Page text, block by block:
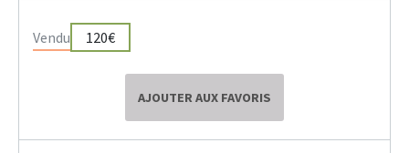
Vendu 120€
AJOUTER AUX FAVORIS